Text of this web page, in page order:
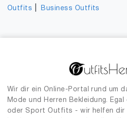
Outfits
Business Outfits
Wir dir ein Online-Portal rund um
Mode und Herren Bekleidung.
oder Sport Outfits - wir helfen dir